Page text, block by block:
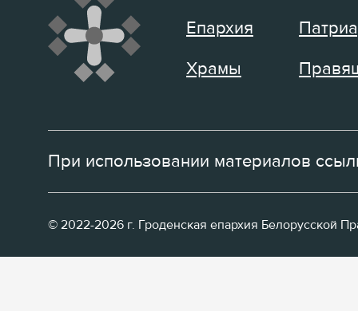
Епархия
Храмы
При использовании материалов
© 2022-2026 г. Гроденская епархия Белорусской